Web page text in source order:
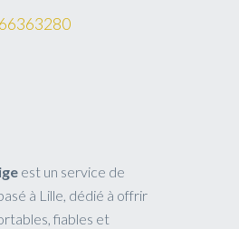
est un service de
à Lille, dédié à offrir
fiables et